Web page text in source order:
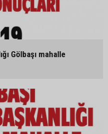
Gölbaşı mahalle